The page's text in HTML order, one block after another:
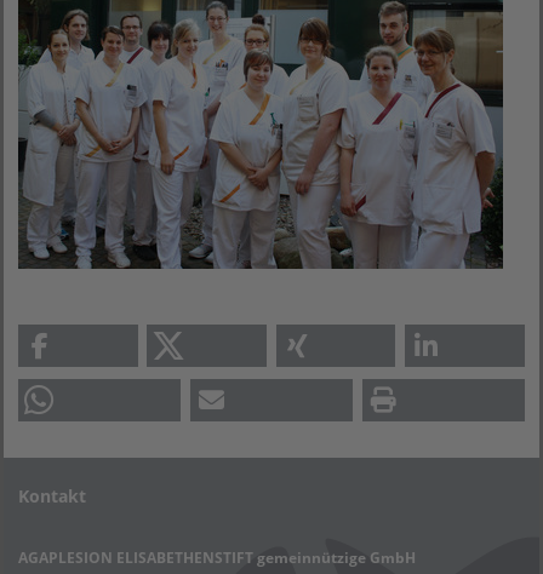
Kontakt
AGAPLESION ELISABETHENSTIFT gemeinnützige GmbH